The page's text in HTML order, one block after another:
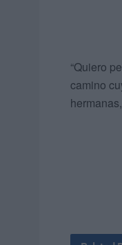
“Quiero
camino